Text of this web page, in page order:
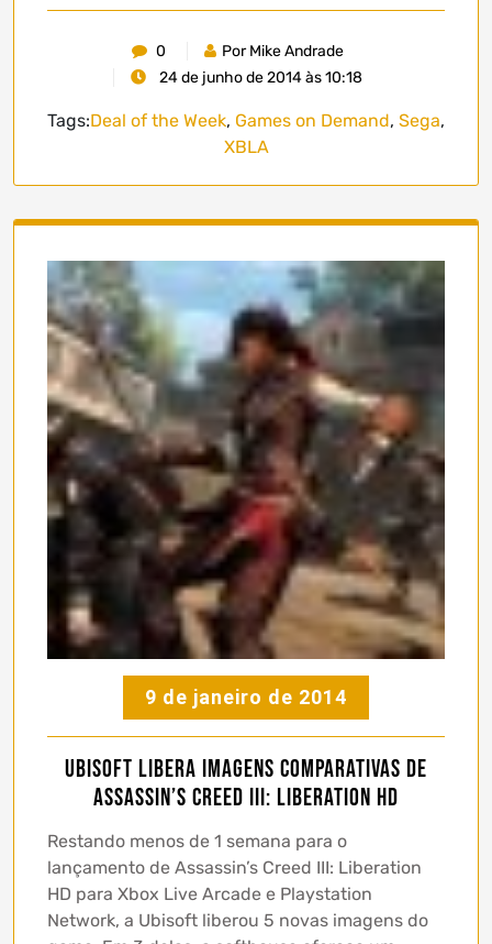
0
Por Mike Andrade
24 de junho de 2014 às 10:18
Tags:Deal of the Week, Games on Demand, Sega,
XBLA
9 de janeiro de 2014
Ubisoft libera imagens comparativas de
Assassin’s Creed III: Liberation HD
Restando menos de 1 semana para o
lançamento de Assassin’s Creed III: Liberation
HD para Xbox Live Arcade e Playstation
Network, a Ubisoft liberou 5 novas imagens do